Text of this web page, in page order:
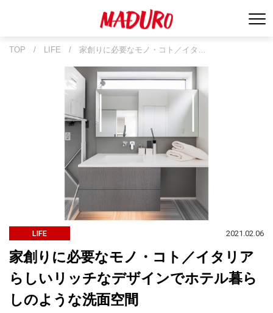
TOP / LIFE / 家創りに必要なモノ・コト／イタ…
LIFE 2021.02.06
家創りに必要なモノ・コト／イタリア
らしいリッチなデザインでホテル暮ら
しのような洗面空間